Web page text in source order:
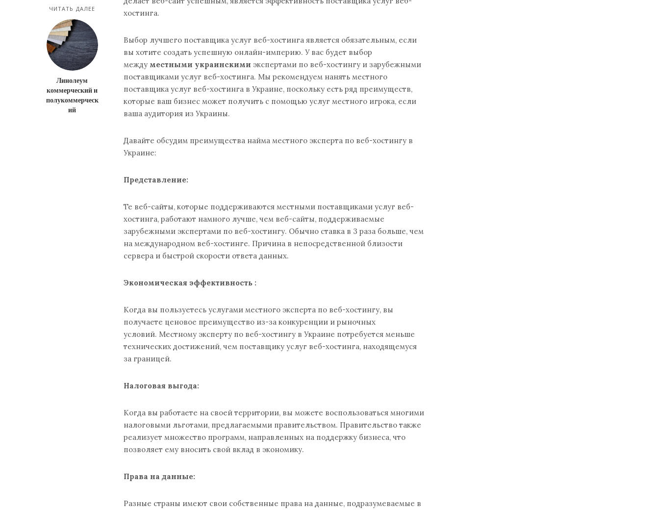
ЧИТАТЬ ДАЛЕЕ
Линолеум
коммерческий и
полукоммерческ
ий
хостинга.
Выбор лучшего поставщика услуг веб-хостинга является обязательным, если
вы хотите создать успешную онлайн-империю. У вас будет выбор
между местными украинскими экспертами по веб-хостингу и зарубежными
поставщиками услуг веб-хостинга. Мы рекомендуем нанять местного
поставщика услуг веб-хостинга в Украине, поскольку есть ряд преимуществ,
которые ваш бизнес может получить с помощью услуг местного игрока, если
ваша аудитория из Украины.
Давайте обсудим преимущества найма местного эксперта по веб-хостингу в
Украине:
Представление:
Те веб-сайты, которые поддерживаются местными поставщиками услуг веб-
хостинга, работают намного лучше, чем веб-сайты, поддерживаемые
зарубежными экспертами по веб-хостингу. Обычно ставка в 3 раза больше, чем
на международном веб-хостинге. Причина в непосредственной близости
сервера и быстрой скорости ответа данных.
Экономическая эффективность :
Когда вы пользуетесь услугами местного эксперта по веб-хостингу, вы
получаете ценовое преимущество из-за конкуренции и рыночных
условий. Местному эксперту по веб-хостингу в Украине потребуется меньше
технических достижений, чем поставщику услуг веб-хостинга, находящемуся
за границей.
Налоговая выгода:
Когда вы работаете на своей территории, вы можете воспользоваться многими
налоговыми льготами, предлагаемыми правительством. Правительство также
реализует множество программ, направленных на поддержку бизнеса, что
позволяет ему вносить свой вклад в экономику.
Права на данные:
Разные страны имеют свои собственные права на данные, подразумеваемые в